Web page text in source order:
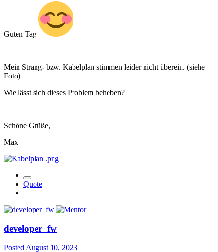
Guten Tag
Mein Strang- bzw. Kabelplan stimmen leider nicht überein. (siehe
Foto)
Wie lässt sich dieses Problem beheben?
Schöne Grüße,
Max
Quote
developer_fw
Posted August 10, 2023